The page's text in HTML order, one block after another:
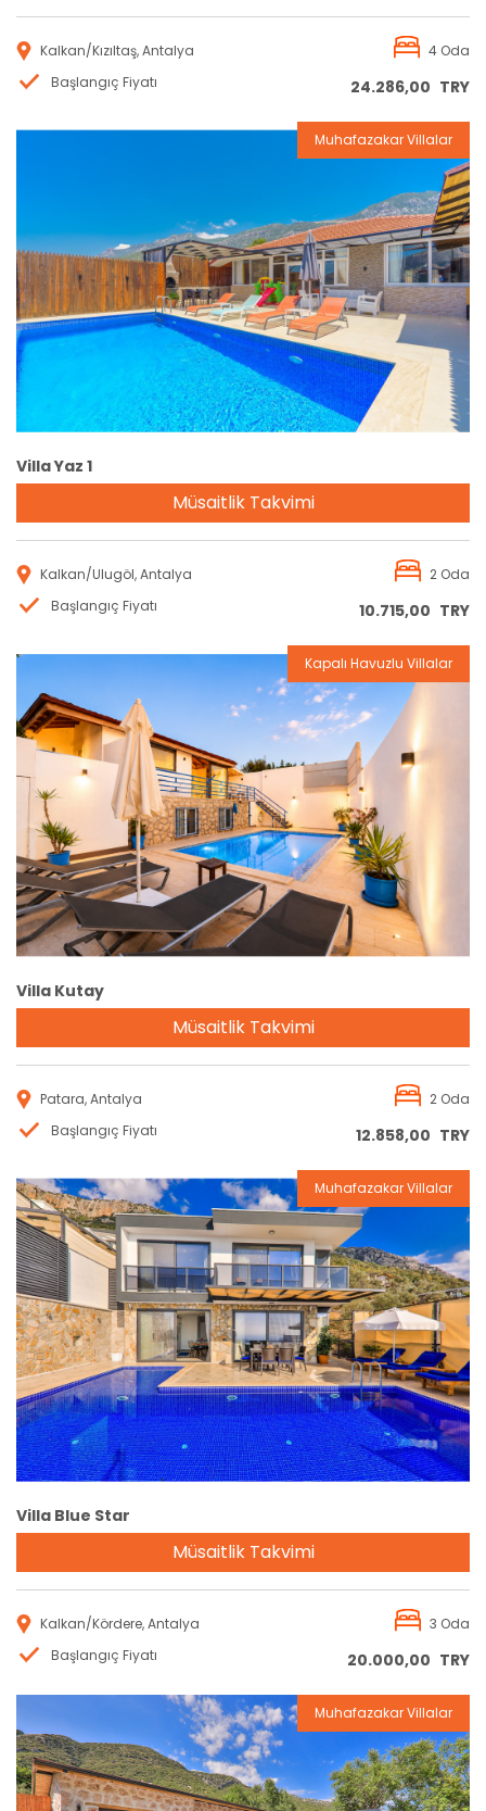
Kalkan/Kızıltaş, Antalya
4 Oda
Başlangıç Fiyatı
24.286,00 TRY
Rezervasyon
Muhafazakar Villalar
Villa Yaz 1
Müsaitlik Takvimi
Kalkan/Ulugöl, Antalya
2 Oda
Başlangıç Fiyatı
10.715,00 TRY
Rezervasyon
Kapalı Havuzlu Villalar
Villa Kutay
Müsaitlik Takvimi
Patara, Antalya
2 Oda
Başlangıç Fiyatı
12.858,00 TRY
Rezervasyon
Muhafazakar Villalar
Villa Blue Star
Müsaitlik Takvimi
Kalkan/Kördere, Antalya
3 Oda
Başlangıç Fiyatı
20.000,00 TRY
Muhafazakar Villalar